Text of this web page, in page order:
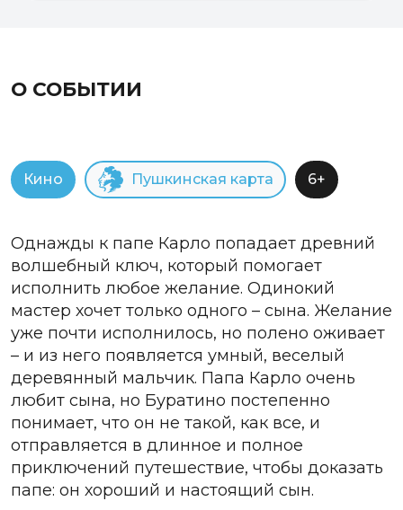
О СОБЫТИИ
Кино Пушкинская карта 6+
Однажды к папе Карло попадает древний
волшебный ключ, который помогает
исполнить любое желание. Одинокий
мастер хочет только одного – сына. Желание
уже почти исполнилось, но полено оживает
– и из него появляется умный, веселый
деревянный мальчик. Папа Карло очень
любит сына, но Буратино постепенно
понимает, что он не такой, как все, и
отправляется в длинное и полное
приключений путешествие, чтобы доказать
папе: он хороший и настоящий сын.